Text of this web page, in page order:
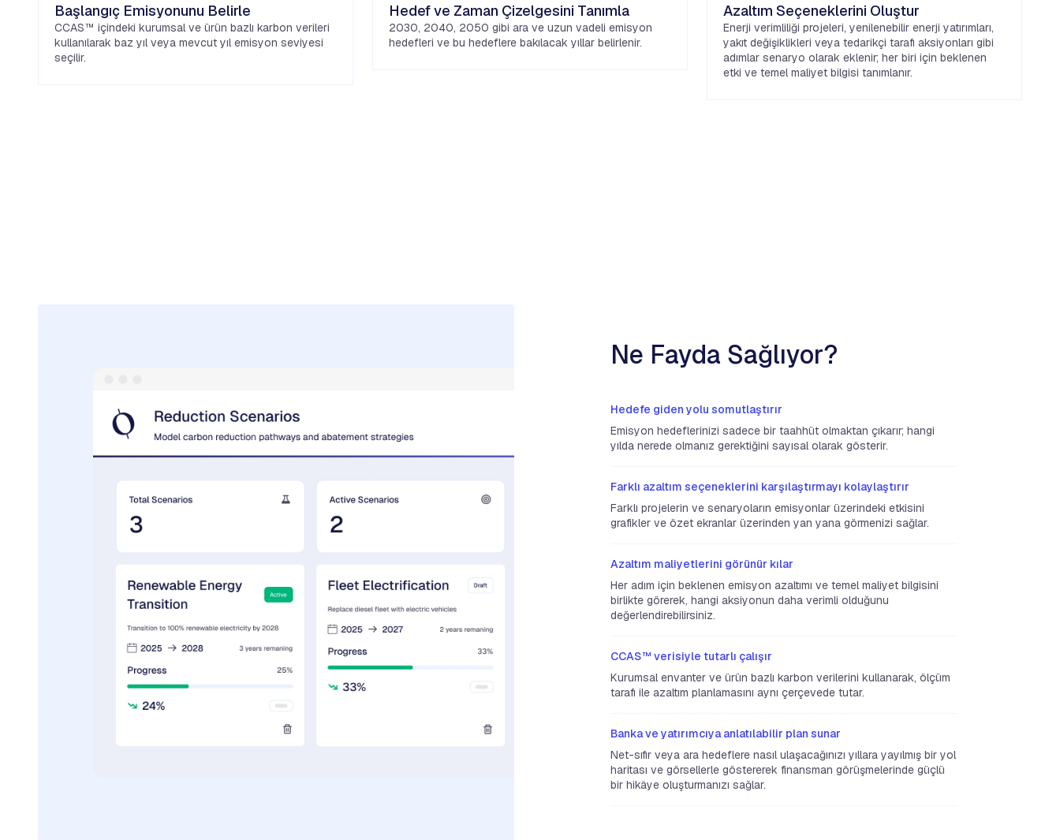
Başlangıç Emisyonunu Belirle
CCAS™ içindeki kurumsal ve ürün bazlı karbon verileri
kullanılarak baz yıl veya mevcut yıl emisyon seviyesi
seçilir.
Hedef ve Zaman Çizelgesini Tanımla
2030, 2040, 2050 gibi ara ve uzun vadeli emisyon
hedefleri ve bu hedeflere bakılacak yıllar belirlenir.
Azaltım Seçeneklerini Oluştur
Enerji verimliliği projeleri, yenilenebilir enerji yatırımları,
yakıt değişiklikleri veya tedarikçi tarafı aksiyonları gibi
adımlar senaryo olarak eklenir; her biri için beklenen
etki ve temel maliyet bilgisi tanımlanır.
Ne Fayda Sağlıyor?
Hedefe giden yolu somutlaştırır
Emisyon hedeflerinizi sadece bir taahhüt olmaktan çıkarır; hangi
yılda nerede olmanız gerektiğini sayısal olarak gösterir.
Farklı azaltım seçeneklerini karşılaştırmayı kolaylaştırır
Farklı projelerin ve senaryoların emisyonlar üzerindeki etkisini
grafikler ve özet ekranlar üzerinden yan yana görmenizi sağlar.
Azaltım maliyetlerini görünür kılar
Her adım için beklenen emisyon azaltımı ve temel maliyet bilgisini
birlikte görerek, hangi aksiyonun daha verimli olduğunu
değerlendirebilirsiniz.
CCAS™ verisiyle tutarlı çalışır
Kurumsal envanter ve ürün bazlı karbon verilerini kullanarak, ölçüm
tarafı ile azaltım planlamasını aynı çerçevede tutar.
Banka ve yatırımcıya anlatılabilir plan sunar
Net-sıfır veya ara hedeflere nasıl ulaşacağınızı yıllara yayılmış bir yol
haritası ve görsellerle göstererek finansman görüşmelerinde güçlü
bir hikâye oluşturmanızı sağlar.